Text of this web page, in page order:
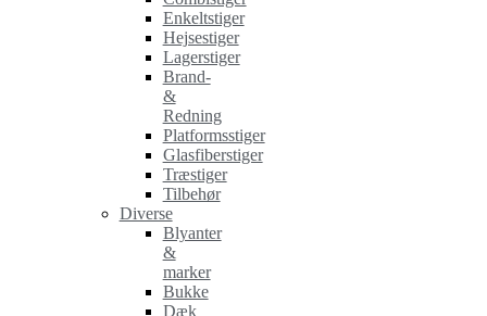
Enkeltstiger
Hejsestiger
Lagerstiger
Brand-
&
Redning
Platformsstiger
Glasfiberstiger
Træstiger
Tilbehør
Diverse
Blyanter
&
marker
Bukke
Dæk